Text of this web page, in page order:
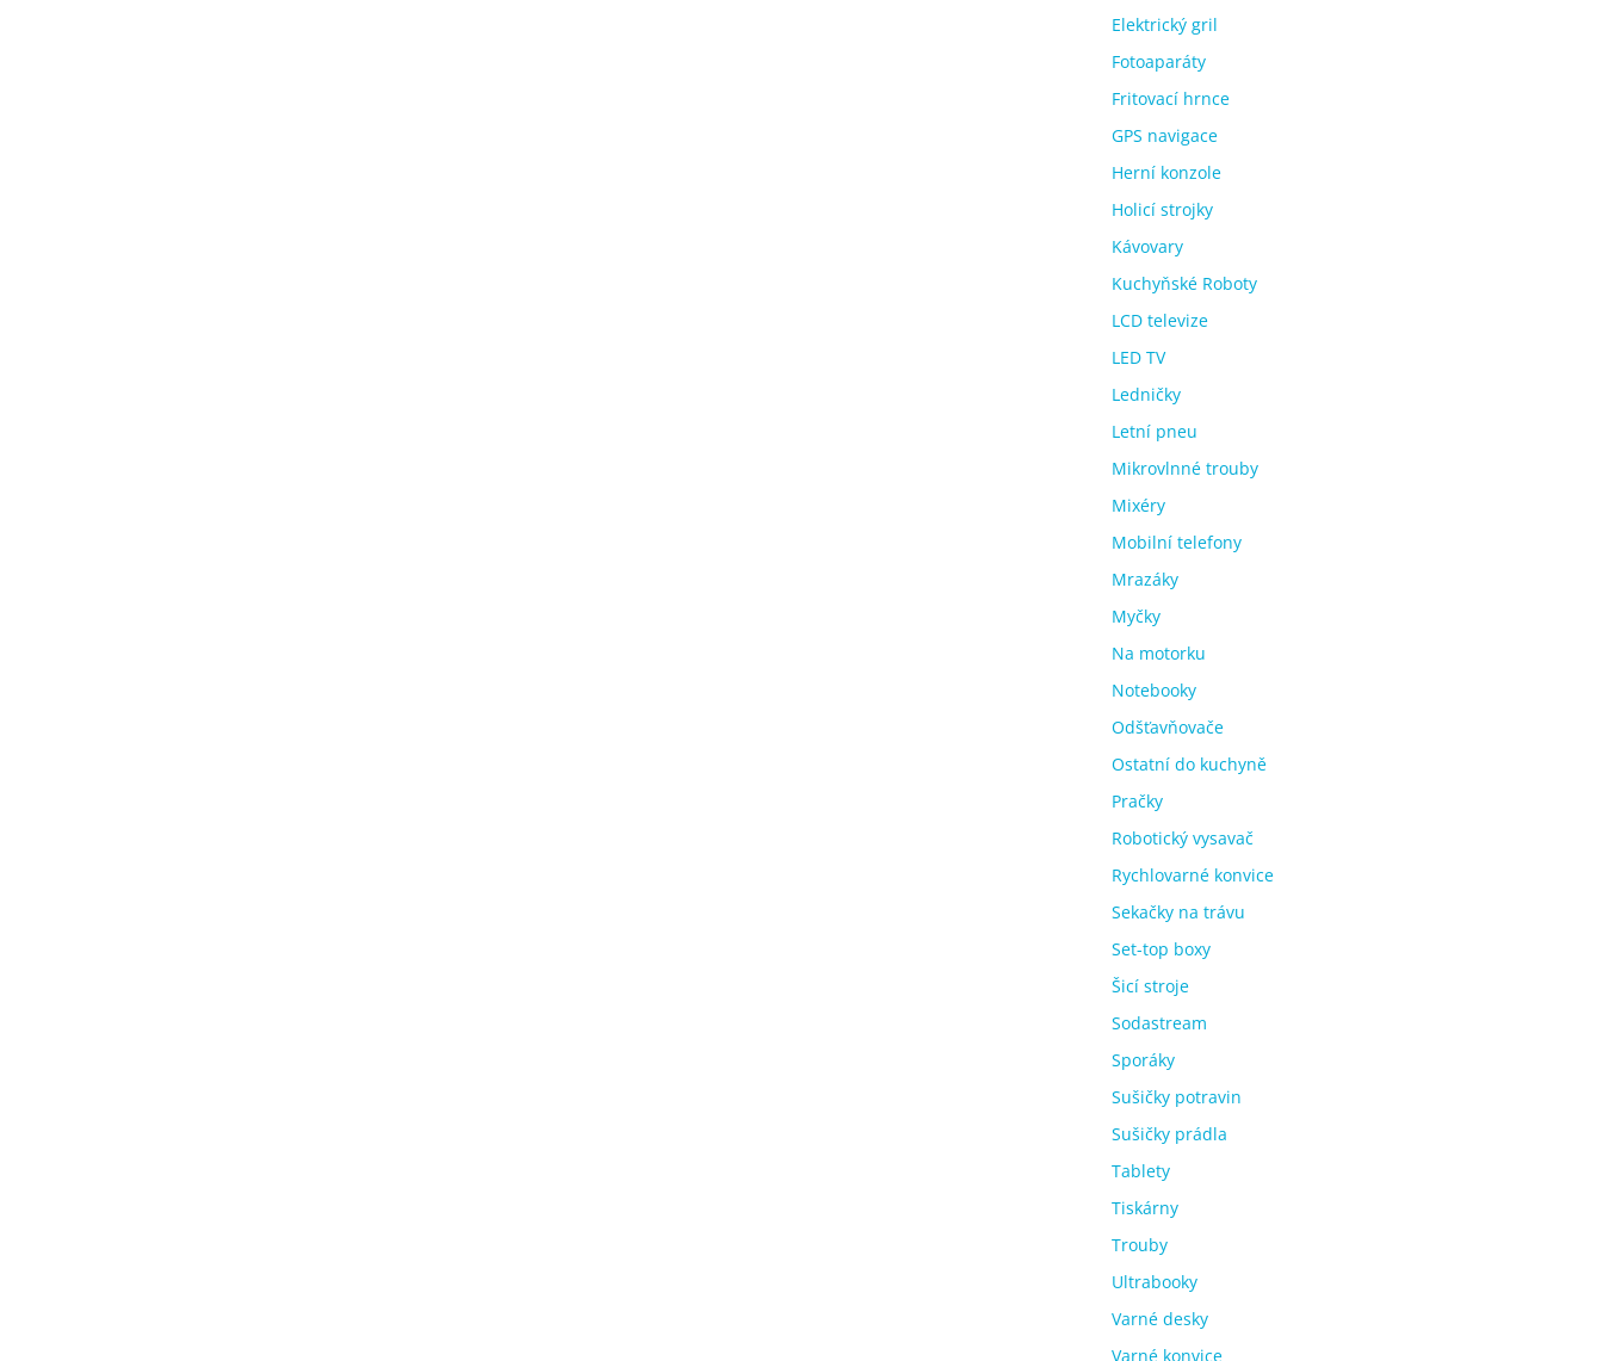
Elektrický gril
Fotoaparáty
Fritovací hrnce
GPS navigace
Herní konzole
Holicí strojky
Kávovary
Kuchyňské Roboty
LCD televize
LED TV
Ledničky
Letní pneu
Mikrovlnné trouby
Mixéry
Mobilní telefony
Mrazáky
Myčky
Na motorku
Notebooky
Odšťavňovače
Ostatní do kuchyně
Pračky
Robotický vysavač
Rychlovarné konvice
Sekačky na trávu
Set-top boxy
Šicí stroje
Sodastream
Sporáky
Sušičky potravin
Sušičky prádla
Tablety
Tiskárny
Trouby
Ultrabooky
Varné desky
Varné konvice